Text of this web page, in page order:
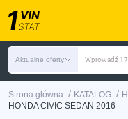
Aktualne oferty Wprowadź
Strona główna / KATALOG /
HONDA CIVIC SEDAN 2016